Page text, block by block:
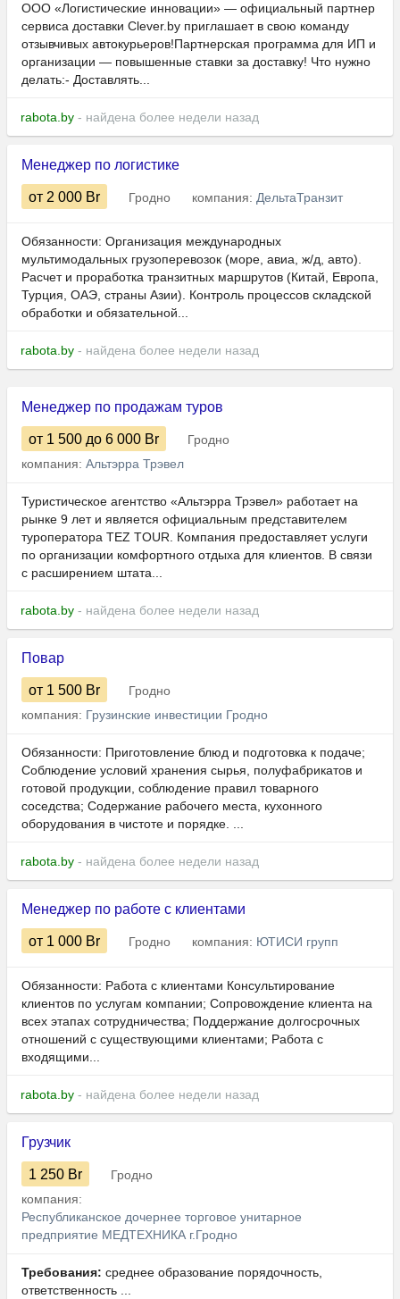
ООО «Логистические инновации» — официальный партнер
сервиса доставки Clever.by приглашает в свою команду
отзывчивых автокурьеров!Партнерская программа для ИП и
организации — повышенные ставки за доставку! Что нужно
делать:- Доставлять...
rabota.by - найдена более недели назад
Менеджер по логистике
от 2 000 Br Гродно компания: ДельтаТранзит
Обязанности: Организация международных
мультимодальных грузоперевозок (море, авиа, ж/д, авто).
Расчет и проработка транзитных маршрутов (Китай, Европа,
Турция, ОАЭ, страны Азии). Контроль процессов складской
обработки и обязательной...
rabota.by - найдена более недели назад
Менеджер по продажам туров
от 1 500 до 6 000 Br
Гродно
компания: Альтэрра Трэвел
Туристическое агентство «Альтэрра Трэвел» работает на
рынке 9 лет и является официальным представителем
туроператора TEZ TOUR. Компания предоставляет услуги
по организации комфортного отдыха для клиентов. В связи
с расширением штата...
rabota.by - найдена более недели назад
Повар
от 1 500 Br
Гродно
компания: Грузинские инвестиции Гродно
Обязанности: Приготовление блюд и подготовка к подаче;
Соблюдение условий хранения сырья, полуфабрикатов и
готовой продукции, соблюдение правил товарного
соседства; Содержание рабочего места, кухонного
оборудования в чистоте и порядке. ...
rabota.by - найдена более недели назад
Менеджер по работе с клиентами
от 1 000 Br Гродно компания: ЮТИСИ групп
Обязанности: Работа с клиентами Консультирование
клиентов по услугам компании; Сопровождение клиента на
всех этапах сотрудничества; Поддержание долгосрочных
отношений с существующими клиентами; Работа с
входящими...
rabota.by - найдена более недели назад
Грузчик
1 250 Br
Гродно
компания:
Республиканское дочернее торговое унитарное
предприятие МЕДТЕХНИКА г.Гродно
Требования: среднее образование порядочность,
ответственность ...